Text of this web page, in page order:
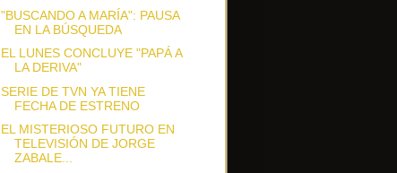
"BUSCANDO A MARÍA": PAUSA
EN LA BÚSQUEDA
EL LUNES CONCLUYE "PAPÁ A
LA DERIVA"
SERIE DE TVN YA TIENE
FECHA DE ESTRENO
EL MISTERIOSO FUTURO EN
TELEVISIÓN DE JORGE
ZABALE...